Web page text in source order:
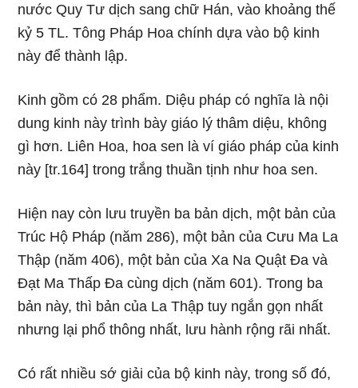
nước Quy Tư dịch sang chữ Hán, vào khoảng thế
kỷ 5 TL. Tông Pháp Hoa chính dựa vào bộ kinh
này để thành lập.
Kinh gồm có 28 phẩm. Diệu pháp có nghĩa là nội
dung kinh này trình bày giáo lý thâm diệu, không
gì hơn. Liên Hoa, hoa sen là ví giáo pháp của kinh
này [tr.164] trong trắng thuần tịnh như hoa sen.
Hiện nay còn lưu truyền ba bản dịch, một bản của
Trúc Hộ Pháp (năm 286), một bản của Cưu Ma La
Thập (năm 406), một bản của Xa Na Quật Đa và
Đạt Ma Thấp Đa cùng dịch (năm 601). Trong ba
bản này, thì bản của La Thập tuy ngắn gọn nhất
nhưng lại phổ thông nhất, lưu hành rộng rãi nhất.
Có rất nhiều sớ giải của bộ kinh này, trong số đó,